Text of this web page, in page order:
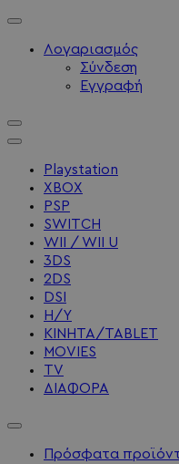
Λογαριασμός
Σύνδεση
Εγγραφή
Playstation
XBOX
PSP
SWITCH
WII / WII U
3DS
2DS
DSI
Η/Υ
ΚΙΝΗΤΑ/TABLET
MOVIES
TV
ΔΙΑΦΟΡΑ
Πρόσφατα